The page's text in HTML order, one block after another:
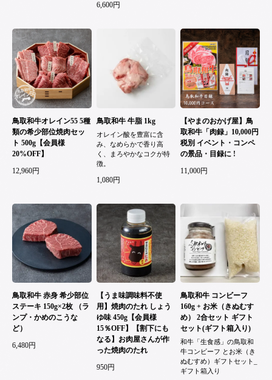
6,600円
鳥取和牛オレイン55 5種
類の希少部位焼肉セッ
ト 500g【会員様
20%OFF】
12,960円
鳥取和牛 牛脂 1kg
オレイン酸を豊富に含
み、なめらかで香り高
く、まろやかなコクが特
徴。
1,080円
【やまのおかげ屋】鳥
取和牛「肉録」10,000円
税別 イベント・コンペ
の景品・目録に !
11,000円
鳥取和牛 赤身 希少部位
ステーキ 150g×2枚 （ラ
ンプ・かめのこうな
ど）
6,480円
【うま味調味料不使
用】焼肉のたれ しょう
ゆ味 450g【会員様
15％OFF】【割下にも
なる】お肉屋さんが作
った焼肉のたれ
950円
鳥取和牛 コンビーフ
160g + お米（きぬむす
め） 2合セット ギフト
セット(ギフト箱入り)
和牛「生食感」の鳥取和
牛コンビーフ とお米（き
ぬむすめ）ギフトセット_
ギフト箱入り